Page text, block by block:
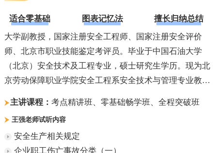
适合零基础 图表记忆法
擅长归纳总结
大学副教授，国家注册安全工程师、国家注册安全评价
师、北京市职业技能鉴定考评员。毕业于中国石油大学
（北京）安全技术及工程专业，硕士研究生学历。现为北
京劳动保障职业学院安全工程系安全技术与管理专业教研
主讲课程： 考点精讲班、零基础畅学班、全程突破班
王强老师试听内容
安全生产相关规定
企业职工伤亡事故分类（一）